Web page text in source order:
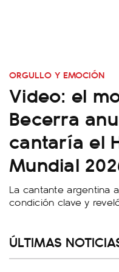
ORGULLO Y EMOCIÓN
Video: el
Becerra
cantaría el
Mundial
La cantante argentina
condición clave y
ÚLTIMAS